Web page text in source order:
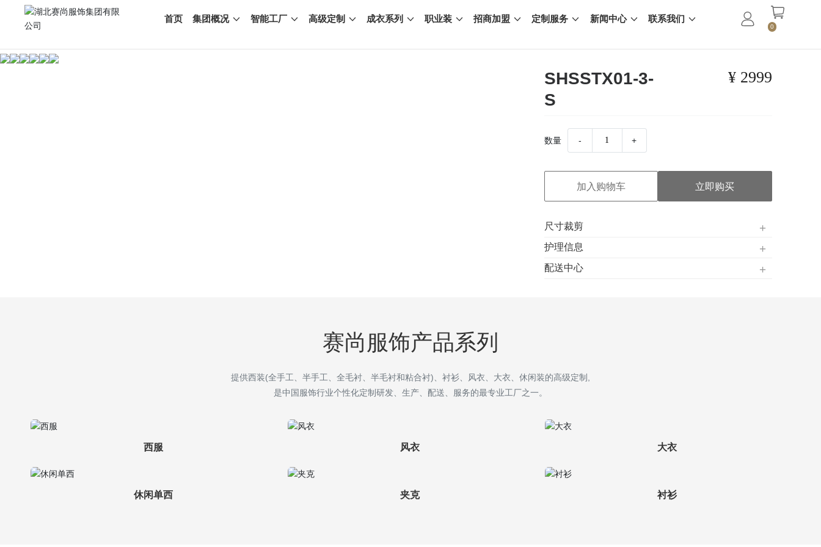
首页 集团概况 智能工厂 高级定制 成衣系列 职业装 招商加盟 定制服务 新闻中心 联系我们
0
SHSSTX01-3-
S
¥ 2999
数量 - +
加入购物车 立即购买
尺寸裁剪
护理信息
配送中心
赛尚服饰产品系列
提供西装(全手工、半手工、全毛衬、半毛衬和粘合衬)、衬衫、风衣、大衣、休闲装的高级定制,
是中国服饰行业个性化定制研发、生产、配送、服务的最专业工厂之一。
西服 风衣 大衣
休闲单西 夹克 衬衫